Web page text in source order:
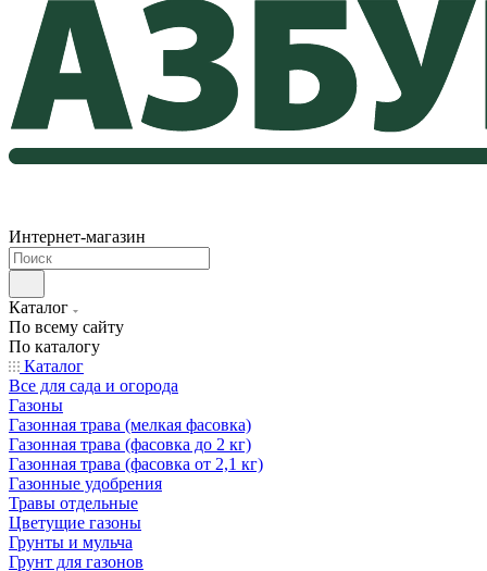
Интернет-магазин
Каталог
По всему сайту
По каталогу
Каталог
Все для сада и огорода
Газоны
Газонная трава (мелкая фасовка)
Газонная трава (фасовка до 2 кг)
Газонная трава (фасовка от 2,1 кг)
Газонные удобрения
Травы отдельные
Цветущие газоны
Грунты и мульча
Грунт для газонов